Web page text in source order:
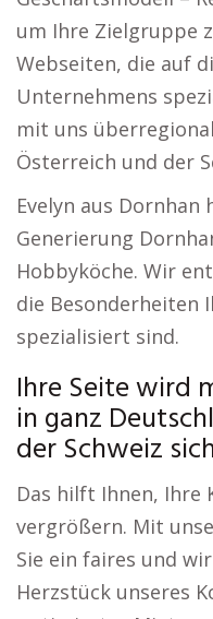
um Ihre Zielgruppe
Webseiten, die auf
Unternehmens
mit uns
Österreich und der
Evelyn aus Dornhan
Generierung
Hobbyköche. Wir
die Besonderheiten
spezialisiert sind.
Ihre Seite wird
in ganz
der Schweiz
Das hilft Ihnen, Ihre
vergrößern. Mit
Sie ein faires und
Herzstück unseres